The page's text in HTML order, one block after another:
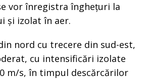
vor înregistra înghețuri la
și izolat în aer.
nord cu trecere din sud-est,
cu intensificări izolate
m/s, în timpul descărcărilor